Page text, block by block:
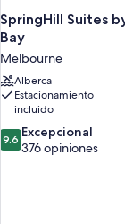
SpringHill Suites
Bay
Melbourne
Alberca
Estacionamiento
incluido
9.6
de
9.6 Excepcional
376 opiniones